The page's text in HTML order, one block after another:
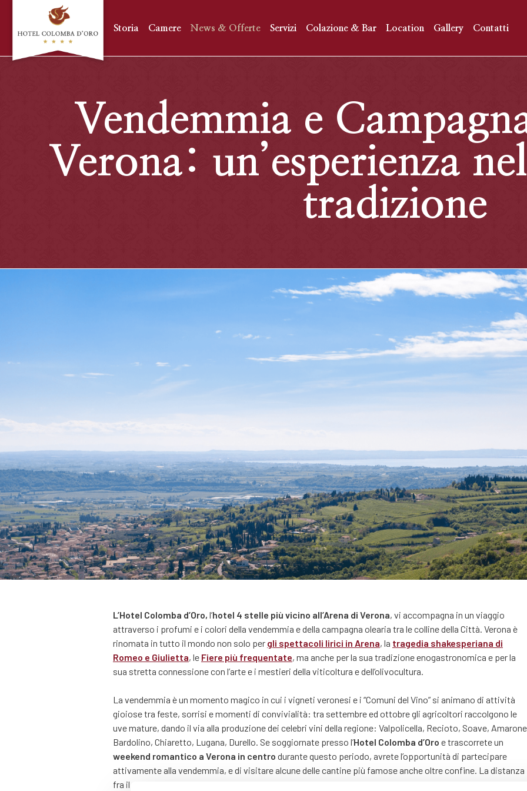
Storia Camere News & Offerte Servizi Colazione & Bar Location Gallery Contatti
Vendemmia e
Verona: un’esperienza
tradizione
L’Hotel Colomba d’Oro, l’hotel 4 stelle più vicino all’Arena di Verona, vi accompagna in un viaggio
attraverso i profumi e i colori della vendemmia e della campagna olearia tra le colline della Città. Verona è
rinomata in tutto il mondo non solo per gli spettacoli lirici in Arena, la tragedia shakesperiana di
Romeo e Giulietta, le Fiere più frequentate, ma anche per la sua tradizione enogastronomica e per la
sua stretta connessione con l’arte e i mestieri della viticoltura e dell’olivocultura.
La vendemmia è un momento magico in cui i vigneti veronesi e i “Comuni del Vino” si animano di attività
gioiose tra feste, sorrisi e momenti di convivialità: tra settembre ed ottobre gli agricoltori raccolgono le
uve mature, dando il via alla produzione dei celebri vini della regione: Valpolicella, Recioto, Soave,
Bardolino, Chiaretto, Lugana, Durello. Se soggiornate presso l’Hotel Colomba d’Oro e trascorrete un
weekend romantico a Verona in centro durante questo periodo, avrete l’opportunità di partecipare
attivamente alla vendemmia, e di visitare alcune delle cantine più famose anche oltre confine. La distanza
fra il centro di Verona e la Valpolicella è modesta, una ventina di minuti in auto. Esiste inoltre una varietà di